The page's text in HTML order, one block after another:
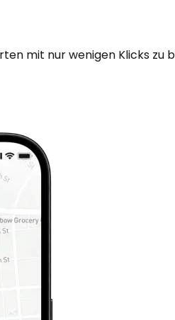
mit nur wenigen Klicks zu